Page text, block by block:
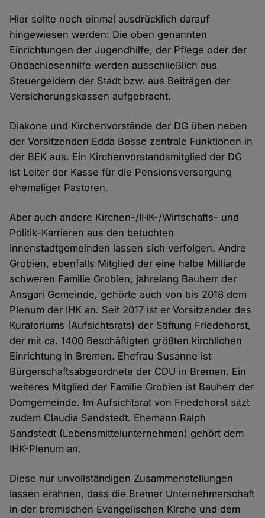
Hier sollte noch einmal ausdrücklich darauf
hingewiesen werden: Die oben genannten
Einrichtungen der Jugendhilfe, der Pflege oder der
Obdachlosenhilfe werden ausschließlich aus
Steuergeldern der Stadt bzw. aus Beiträgen der
Versicherungskassen aufgebracht.
Diakone und Kirchenvorstände der DG üben neben
der Vorsitzenden Edda Bosse zentrale Funktionen in
der BEK aus. Ein Kirchenvorstandsmitglied der DG
ist Leiter der Kasse für die Pensionsversorgung
ehemaliger Pastoren.
Aber auch andere Kirchen-/IHK-/Wirtschafts- und
Politik-Karrieren aus den betuchten
Innenstadtgemeinden lassen sich verfolgen. Andre
Grobien, ebenfalls Mitglied der eine halbe Milliarde
schweren Familie Grobien, jahrelang Bauherr der
Ansgari Gemeinde, gehörte auch von bis 2018 dem
Plenum der IHK an. Seit 2017 ist er Vorsitzender des
Kuratoriums (Aufsichtsrats) der Stiftung Friedehorst,
der mit ca. 1400 Beschäftigten größten kirchlichen
Einrichtung in Bremen. Ehefrau Susanne ist
Bürgerschaftsabgeordnete der CDU in Bremen. Ein
weiteres Mitglied der Familie Grobien ist Bauherr der
Domgemeinde. Im Aufsichtsrat von Friedehorst sitzt
zudem Claudia Sandstedt. Ehemann Ralph
Sandstedt (Lebensmittelunternehmen) gehört dem
IHK-Plenum an.
Diese nur unvollständigen Zusammenstellungen
lassen erahnen, dass die Bremer Unternehmerschaft
in der bremischen Evangelischen Kirche und dem